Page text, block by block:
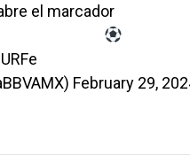
el marcador
February 29,